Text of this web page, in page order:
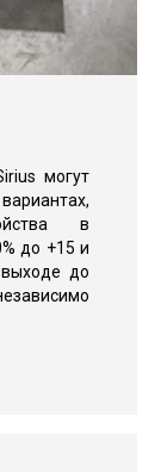
могут
в
до +15 и
до